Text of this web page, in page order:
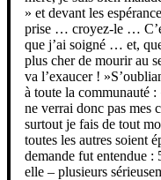
» et devant les
prise … croyez-le …
que j’ai soigné … et,
plus cher de mourir au
va l’exaucer !
à toute la communauté
ne verrai donc pas mes
surtout je fais de tout
toutes les autres soient
demande fut entendue :
elle – plusieurs